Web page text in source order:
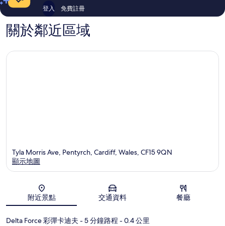
評
登入 免費註冊
關於鄰近區域
地圖
Tyla Morris Ave, Pentyrch, Cardiff, Wales, CF15 9QN
顯示地圖
附近景點 交通資料 餐廳
Delta Force 彩彈卡迪夫 - 5 分鐘路程 - 0.4 公里